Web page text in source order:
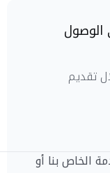
تقديم
الخاص بنا أو